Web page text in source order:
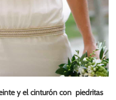
y el cinturón con piedritas